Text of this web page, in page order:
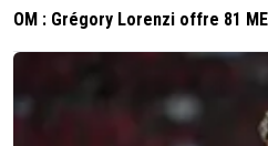
OM : Grégory Lorenzi offre 81